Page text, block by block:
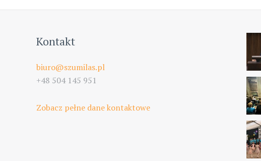
Kontakt
biuro@szumilas.pl
+48 504 145 951
Zobacz pełne dane kontaktowe